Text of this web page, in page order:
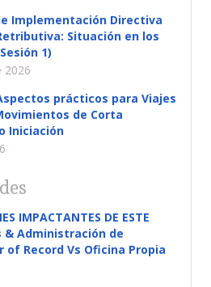
Implementación Directiva
Situación en los
1)
2026
prácticos para Viajes
de Corta
Iniciación
IMPACTANTES DE ESTE
& Administración de
of Record Vs Oficina Propia